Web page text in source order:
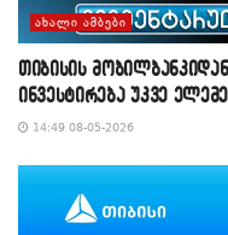
ᲐᲮᲐᲚᲘ ᲐᲛᲑᲔᲑᲘ
თიბისის
ინვესტირება უკვე
14:49 08-05-2026